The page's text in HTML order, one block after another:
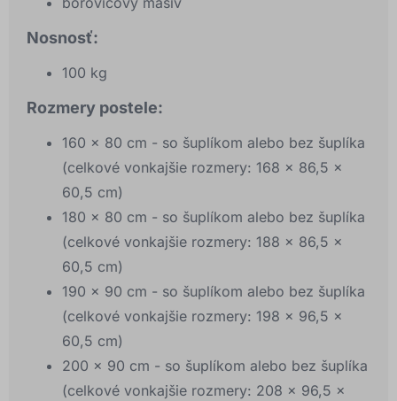
Nosnosť:
100 kg
Rozmery postele:
160 x 80 cm - so šuplíkom alebo bez šuplíka
(celkové vonkajšie rozmery: 168 x 86,5 x
60,5 cm)
180 x 80 cm - so šuplíkom alebo bez šuplíka
(celkové vonkajšie rozmery: 188 x 86,5 x
60,5 cm)
190 x 90 cm - so šuplíkom alebo bez šuplíka
(celkové vonkajšie rozmery: 198 x 96,5 x
60,5 cm)
200 x 90 cm - so šuplíkom alebo bez šuplíka
(celkové vonkajšie rozmery: 208 x 96,5 x